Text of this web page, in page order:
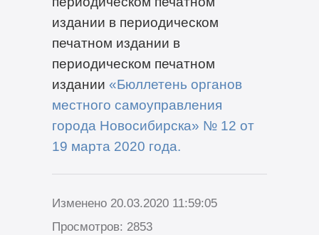
издании в периодическом
печатном издании в
периодическом печатном
издании «Бюллетень органов
местного самоуправления
города Новосибирска» № 12 от
19 марта 2020 года.
Изменено 20.03.2020 11:59:05
Просмотров: 2853